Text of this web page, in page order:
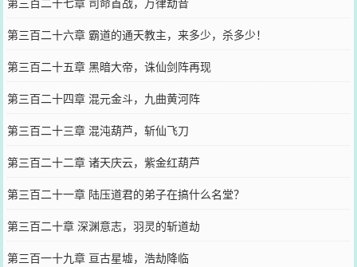
第三百二十六章 霸道的通天教主，来多少，杀多少！
第三百二十五章 黑暗大帝，诛仙剑阵再现
第三百二十四章 混元金斗，九曲黄河阵
第三百二十三章 混沌葫芦，斩仙飞刀
第三百二十二章 诸天庆云，紫金红葫芦
第三百二十一章 陆压道君的弟子在搞什么名堂？
第三百二十章 深渊意志，羽灵的斩道劫
第三百一十九章 亘古星墟，浩劫降临